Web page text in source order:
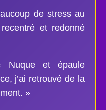
de stress au
et redonné
Nuque et épaule
j’ai retrouvé de la
»